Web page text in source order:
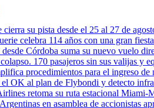
cierra su pista desde el 25 al 27 de
celebra 114 años con una gran
Córdoba suma su nuevo vuelo
170 pasajeros sin sus valijas y
procedimientos para el ingreso de
OK al plan de Flybondi y detecto
retoma su ruta estacional
en asamblea de accionistas